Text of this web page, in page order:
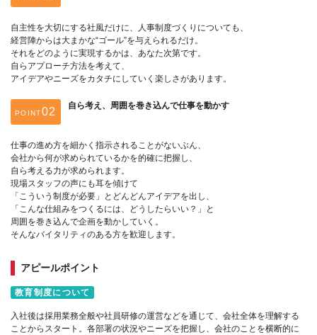
自主性を大切にする社風だけに、人事制度づくりについても、
経営陣からは大まかな“ゴール”を与えられるだけ。
それをどのように実現するかは、あなた次第です。
自らアプローチ方法を考えて、
アイデアやニーズをカタチにしていく楽しさがあります。
POINT
自ら考え、周囲を巻き込んで仕事を動かす
仕事の進め方を細かく指示されることがないぶん、
会社から何が求められているかを的確に把握し、
自ら考える力が求められます。
現場スタッフの声にも耳を傾けて
「こういう制度が必要」とどんどんアイデアを出し、
「こんな仕組みをつくるには、どうしたらいい？」と
周囲を巻き込んで企画を動かしていく。
そんなバイタリティのある方を歓迎します。
アピールポイント
教育制度について
入社後は採用業務全般や社員研修の運営などを通じて、会社全体を理解する
ことからスタート。各部署の状況やニーズを把握し、会社のことを横断的に